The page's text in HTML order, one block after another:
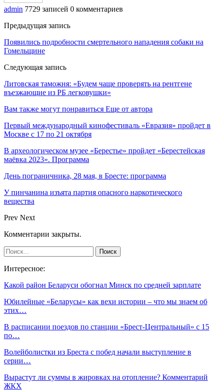
admin 7729 записей 0 комментариев
Предыдущая запись
Появились подробности смертельного нападения собаки на
Гомельщине
Следующая запись
Литовская таможня: «Будем чаще проверять на рентгене
въезжающие из РБ легковушки»
Вам также могут понравиться Еще от автора
Первый международный кинофестиваль «Евразия» пройдет в
Москве с 17 по 21 октября
В археологическом музее «Берестье» пройдет «Берестейская
маёвка 2023». Программа
День пограничника, 28 мая, в Бресте: программа
У пинчанина изъята партия опасного наркотического
вещества
Prev Next
Комментарии закрыты.
Интересное:
Какой район Беларуси обогнал Минск по средней зарплате
Юбилейные «Беларусы» как вехи истории – что мы знаем об
этих…
В расписании поездов по станции «Брест-Центральный» с 15
по…
Волейболистки из Бреста с побед начали выступление в
серии…
Вырастут ли суммы в жировках на отопление? Комментарий
ЖКХ